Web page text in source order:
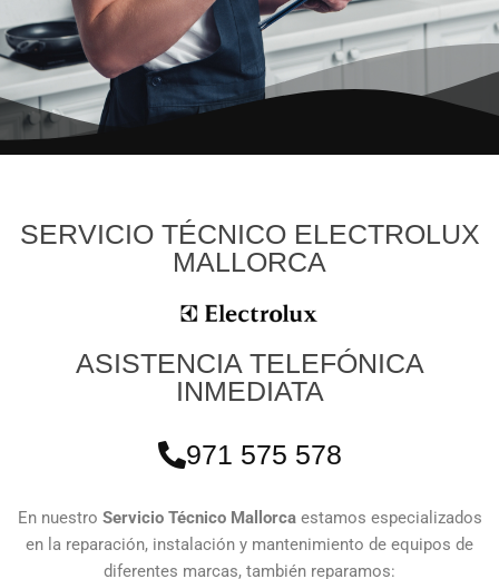
SERVICIO TÉCNICO ELECTROLUX
MALLORCA
ASISTENCIA TELEFÓNICA
INMEDIATA
971 575 578
En nuestro Servicio Técnico Mallorcaestamos especializados
en la reparación, instalación y mantenimiento de equipos de
diferentes marcas, también reparamos: